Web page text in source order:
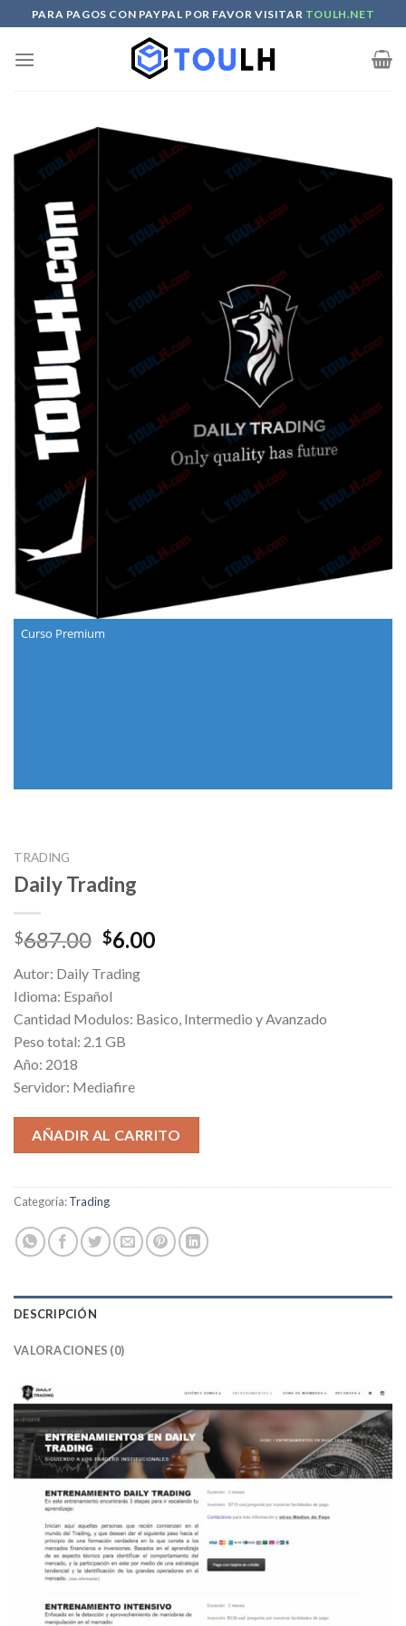
to
content
PARA PAGOS CON PAYPAL POR FAVOR VISITAR TOULH.NET
Curso Premium
TRADING
Daily Trading
$687.00 Original
was:
$687.00.
$6.00Current
Autor: Daily Trading
Idioma: Español
Cantidad Modulos: Basico, Intermedio y Avanzado
Peso total: 2.1 GB
Año: 2018
Servidor: Mediafire
AÑADIR AL CARRITO
Categoría:Trading
DESCRIPCIÓN
VALORACIONES (0)